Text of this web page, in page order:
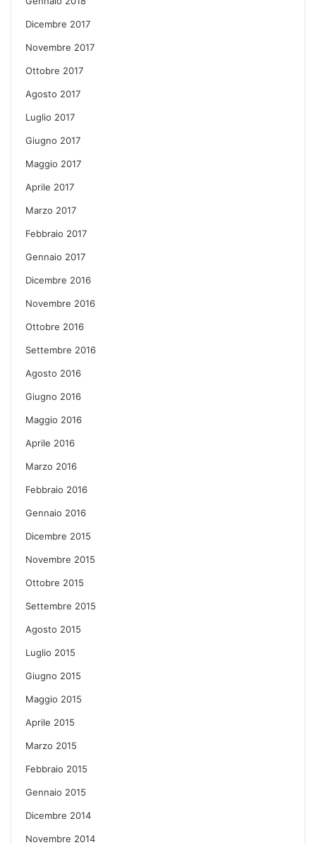
Dicembre 2017
Novembre 2017
Ottobre 2017
Agosto 2017
Luglio 2017
Giugno 2017
Maggio 2017
Aprile 2017
Marzo 2017
Febbraio 2017
Gennaio 2017
Dicembre 2016
Novembre 2016
Ottobre 2016
Settembre 2016
Agosto 2016
Giugno 2016
Maggio 2016
Aprile 2016
Marzo 2016
Febbraio 2016
Gennaio 2016
Dicembre 2015
Novembre 2015
Ottobre 2015
Settembre 2015
Agosto 2015
Luglio 2015
Giugno 2015
Maggio 2015
Aprile 2015
Marzo 2015
Febbraio 2015
Gennaio 2015
Dicembre 2014
Novembre 2014